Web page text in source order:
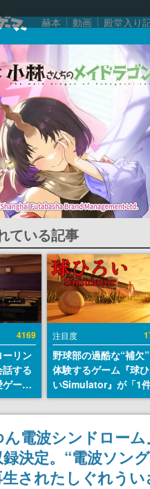
赫本 動画 殿堂入り
ている記事
4169
ーリン
する
ーム
ルラ
事に
注目度
野球部の過酷な“補欠
体験するゲーム『球
いSimulator』が「1
のウィッシュリスト
とにチェコ語に対応し
SNSで話題に。『キン
ダム・カム』開発元や
ェコのプロ野球選手
称賛の声
ん電波シンドロー
決定。“電波ソン
生されたしぐれう